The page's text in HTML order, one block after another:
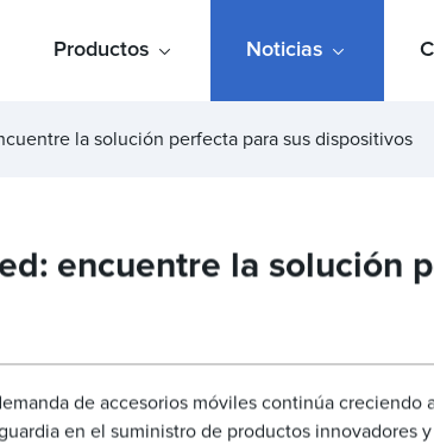
Productos Noticias
la solución perfecta para sus dispositivos
encuentre la solución
de accesorios móviles continúa creciendo
en el suministro de productos innovadores